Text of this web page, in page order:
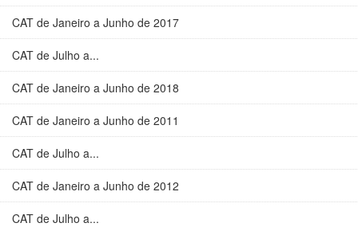
CAT de Janeiro a Junho de 2017
CAT de Julho a...
CAT de Janeiro a Junho de 2018
CAT de Janeiro a Junho de 2011
CAT de Julho a...
CAT de Janeiro a Junho de 2012
CAT de Julho a...